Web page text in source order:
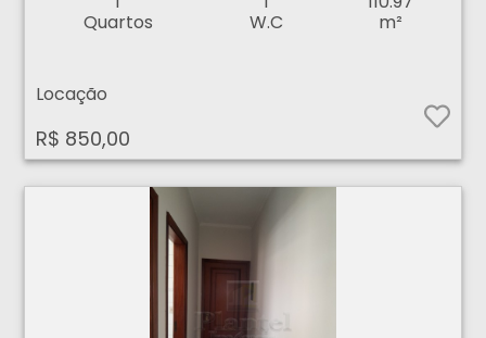
Quartos
W.C
m²
Locação
R$ 850,00